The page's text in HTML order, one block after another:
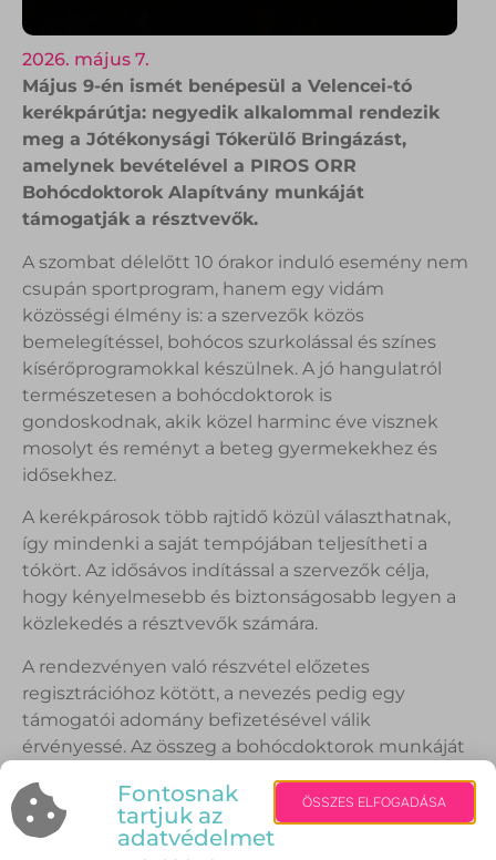
2026. május 7.
Május 9-én ismét benépesül a Velencei-tó
kerékpárútja: negyedik alkalommal rendezik
meg a Jótékonysági Tókerülő Bringázást,
amelynek bevételével a PIROS ORR
Bohócdoktorok Alapítvány munkáját
támogatják a résztvevők.
A szombat délelőtt 10 órakor induló esemény nem
csupán sportprogram, hanem egy vidám
közösségi élmény is: a szervezők közös
bemelegítéssel, bohócos szurkolással és színes
kísérőprogramokkal készülnek. A jó hangulatról
természetesen a bohócdoktorok is
gondoskodnak, akik közel harminc éve visznek
mosolyt és reményt a beteg gyermekekhez és
idősekhez.
A kerékpárosok több rajtidő közül választhatnak,
így mindenki a saját tempójában teljesítheti a
tókört. Az idősávos indítással a szervezők célja,
hogy kényelmesebb és biztonságosabb legyen a
közlekedés a résztvevők számára.
A rendezvényen való részvétel előzetes
regisztrációhoz kötött, a nevezés pedig egy
támogatói adomány befizetésével válik
érvényessé. Az összeg a bohócdoktorok munkáját
több idősotthonban és speciális nevelési igényű
gyermekeket oktató intézményekben végeznek
rendszeres látogatásokat.
Fontosnak
tartjuk az
adatvédelmet
ÖSSZES ELFOGADÁSA